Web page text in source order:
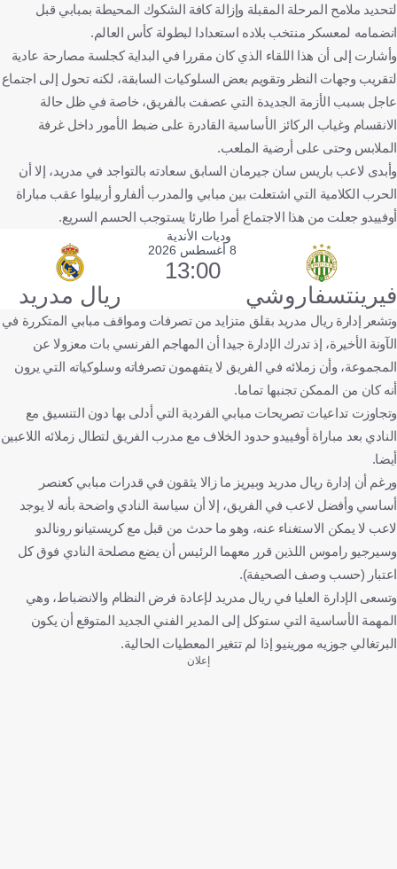
لتحديد ملامح المرحلة المقبلة وإزالة كافة الشكوك المحيطة بمبابي قبل
انضمامه لمعسكر منتخب بلاده استعدادا لبطولة كأس العالم.
وأشارت إلى أن هذا اللقاء الذي كان مقررا في البداية كجلسة مصارحة عادية
لتقريب وجهات النظر وتقويم بعض السلوكيات السابقة، لكنه تحول إلى اجتماع
عاجل بسبب الأزمة الجديدة التي عصفت بالفريق، خاصة في ظل حالة
الانقسام وغياب الركائز الأساسية القادرة على ضبط الأمور داخل غرفة
الملابس وحتى على أرضية الملعب.
وأبدى لاعب باريس سان جيرمان السابق سعادته بالتواجد في مدريد، إلا أن
الحرب الكلامية التي اشتعلت بين مبابي والمدرب ألفارو أربيلوا عقب مباراة
أوفييدو جعلت من هذا الاجتماع أمرا طارئا يستوجب الحسم السريع.
وديات الأندية
فيرينتسفاروشي
8 أغسطس 2026
13:00
ريال مدريد
وتشعر إدارة ريال مدريد بقلق متزايد من تصرفات ومواقف مبابي المتكررة في
الآونة الأخيرة، إذ تدرك الإدارة جيدا أن المهاجم الفرنسي بات معزولا عن
المجموعة، وأن زملائه في الفريق لا يتفهمون تصرفاته وسلوكياته التي يرون
أنه كان من الممكن تجنبها تماما.
وتجاوزت تداعيات تصريحات مبابي الفردية التي أدلى بها دون التنسيق مع
النادي بعد مباراة أوفييدو حدود الخلاف مع مدرب الفريق لتطال زملائه اللاعبين
أيضا.
ورغم أن إدارة ريال مدريد وبيريز ما زالا يثقون في قدرات مبابي كعنصر
أساسي وأفضل لاعب في الفريق، إلا أن سياسة النادي واضحة بأنه لا يوجد
لاعب لا يمكن الاستغناء عنه، وهو ما حدث من قبل مع كريستيانو رونالدو
وسيرجيو راموس اللذين قرر معهما الرئيس أن يضع مصلحة النادي فوق كل
اعتبار (حسب وصف الصحيفة).
وتسعى الإدارة العليا في ريال مدريد لإعادة فرض النظام والانضباط، وهي
المهمة الأساسية التي ستوكل إلى المدير الفني الجديد المتوقع أن يكون
البرتغالي جوزيه مورينيو إذا لم تتغير المعطيات الحالية.
إعلان